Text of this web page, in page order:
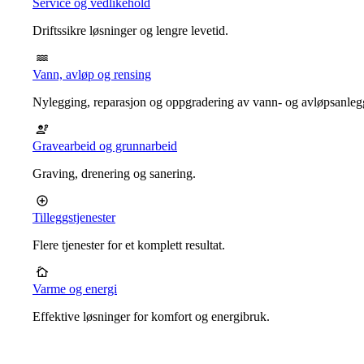
Driftssikre løsninger og lengre levetid.
Vann, avløp og rensing
Nylegging, reparasjon og oppgradering av vann- og
Gravearbeid og grunnarbeid
Graving, drenering og sanering.
Tilleggstjenester
Flere tjenester for et komplett resultat.
Varme og energi
Effektive løsninger for komfort og energibruk.